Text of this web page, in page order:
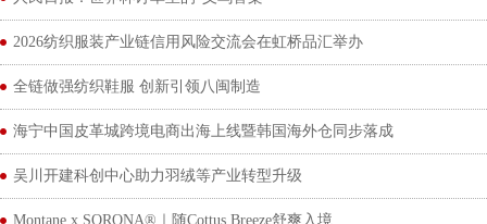
2026纺织服装产业链信用风险交流会在虹桥品汇举办
全链做强纺织鞋服 创新引领八闽制造
海宁中国皮革城跨境电商出海上线暨韩国海外仓同步落成
吴川开建科创中心助力羽绒等产业转型升级
Montane x SORONA®｜随Cottus Breeze舒爽入境